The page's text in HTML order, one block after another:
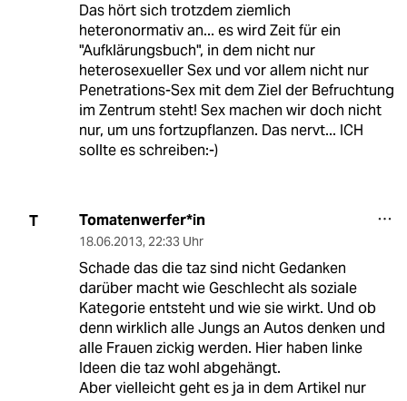
Das hört sich trotzdem ziemlich
heteronormativ an... es wird Zeit für ein
"Aufklärungsbuch", in dem nicht nur
heterosexueller Sex und vor allem nicht nur
Penetrations-Sex mit dem Ziel der Befruchtung
im Zentrum steht! Sex machen wir doch nicht
nur, um uns fortzupflanzen. Das nervt... ICH
sollte es schreiben:-)
T Tomatenwerfer*in
18.06.2013, 22:33 Uhr
Schade das die taz sind nicht Gedanken
darüber macht wie Geschlecht als soziale
Kategorie entsteht und wie sie wirkt. Und ob
denn wirklich alle Jungs an Autos denken und
alle Frauen zickig werden. Hier haben linke
Ideen die taz wohl abgehängt.
Aber vielleicht geht es ja in dem Artikel nur